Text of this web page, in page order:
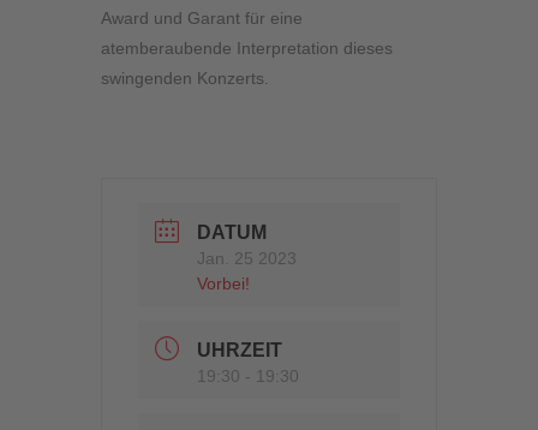
Award und Garant für eine
atemberaubende Interpretation dieses
swingenden Konzerts.
DATUM
Jan. 25 2023
Vorbei!
UHRZEIT
19:30 - 19:30